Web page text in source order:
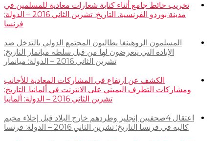
تخريب حائط جامع أثناء كتابة شعارات معادية للمسلمين في
مدينة بوردو الفرنسية. التاريخ: تشرين الثاني 2016 – الدولة:
فرنسا
المسلمون الروهينغا يطالبون المجتمع الدولي بالتدخل ضد
الإبادة التي يتعرضون لها من قبل سلطة ميانمار التاريخ:
تشرين الثاني 2016 – الدولة: ميانمار
الكشف عن ارتفاع في المشاركات المعادية للأجانب
ومشاركات التطرف اليميني على الانترنت في ألمانيا. التاريخ:
تشرين الثاني 2016 – الدولة: ألمانيا
اعتقال 4صحفيين إنجليز وطردهم خارج البلاد قبل إخلاء مخيم
كاليه في فرنسا التاريخ: تشرين الثاني 2016 – الدولة: فرنسا